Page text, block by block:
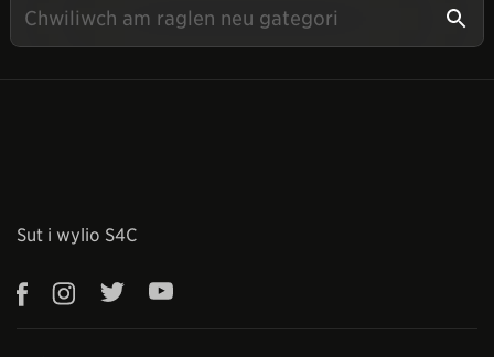
Sut i wylio S4C